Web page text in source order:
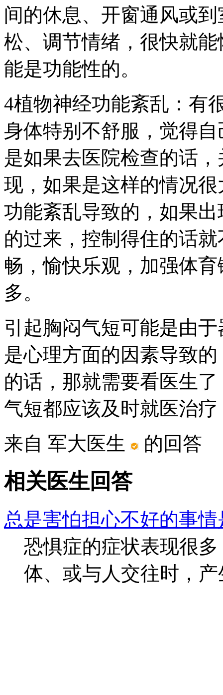
间的休息、开窗通风或
松、调节情绪，很快就
能是功能性的。
4植物神经功能紊乱：有
身体特别不舒服，觉得
是如果去医院检查的话
现，如果是这样的情况
功能紊乱导致的，如果
的过来，控制得住的话
畅，愉快乐观，加强体
多。
引起胸闷气短可能是由
是心理方面的因素导致
的话，那就需要看医生
气短都应该及时就医治
来自 军大医生
的回答
相关医生回答
总是害怕担心不好的事
恐惧症的症状表现很
体、或与人交往时，